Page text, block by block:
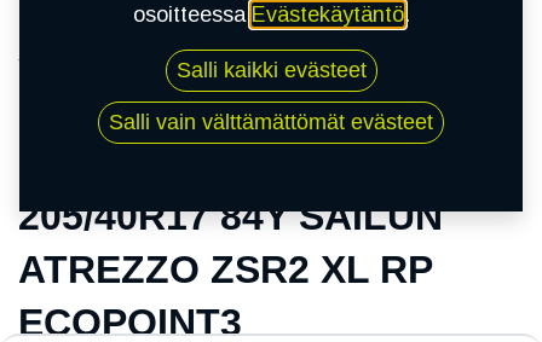
205/40R17 84Y SAILUN ATREZZO ZSR2 XL RP
ECOPOINT3
205/40R17 84Y SAILUN
ATREZZO ZSR2 XL RP
ECOPOINT3
osoitteessa Evästekäytäntö.
Salli kaikki evästeet
Salli vain välttämättömät evästeet